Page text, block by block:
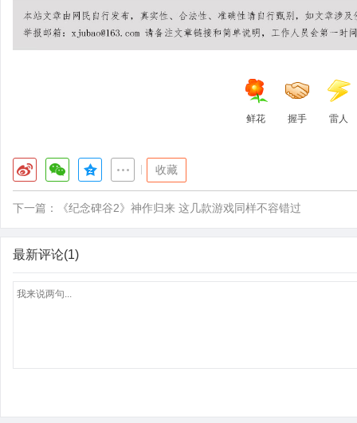
鲜花 握手 雷人
收藏
下一篇： 《纪念碑谷2》神作归来 这几款游戏同样不容错过
最新评论(1)